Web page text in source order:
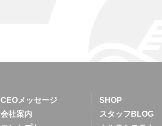
CEOメッセージ
会社案内
SHOP
スタッフBLOG